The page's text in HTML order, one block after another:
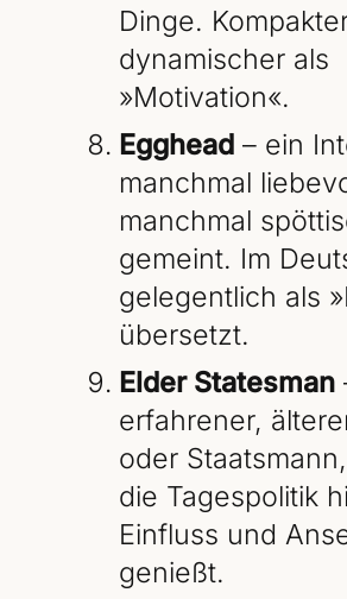
Dinge.
dynamischer als
»Motivation«.
Egghead– ein
manchmal
manchmal
gemeint. Im
gelegentlich als
übersetzt.
Elder Statesman
erfahrener,
oder
die Tagespolitik
Einfluss und
genießt.